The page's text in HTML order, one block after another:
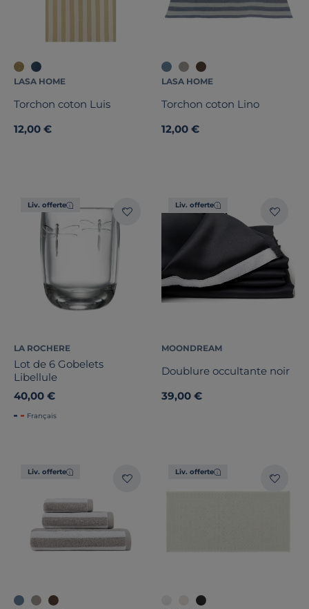
LASA HOME
Torchon coton Luis
12,00 €
LASA HOME
Torchon coton Lino
12,00 €
Liv. offerte
LA ROCHERE
Lot de 6 Gobelets
Libellule
40,00 €
Français
Liv. offerte
MOONDREAM
Doublure occultante noir
39,00 €
Liv. offerte Liv. offerte